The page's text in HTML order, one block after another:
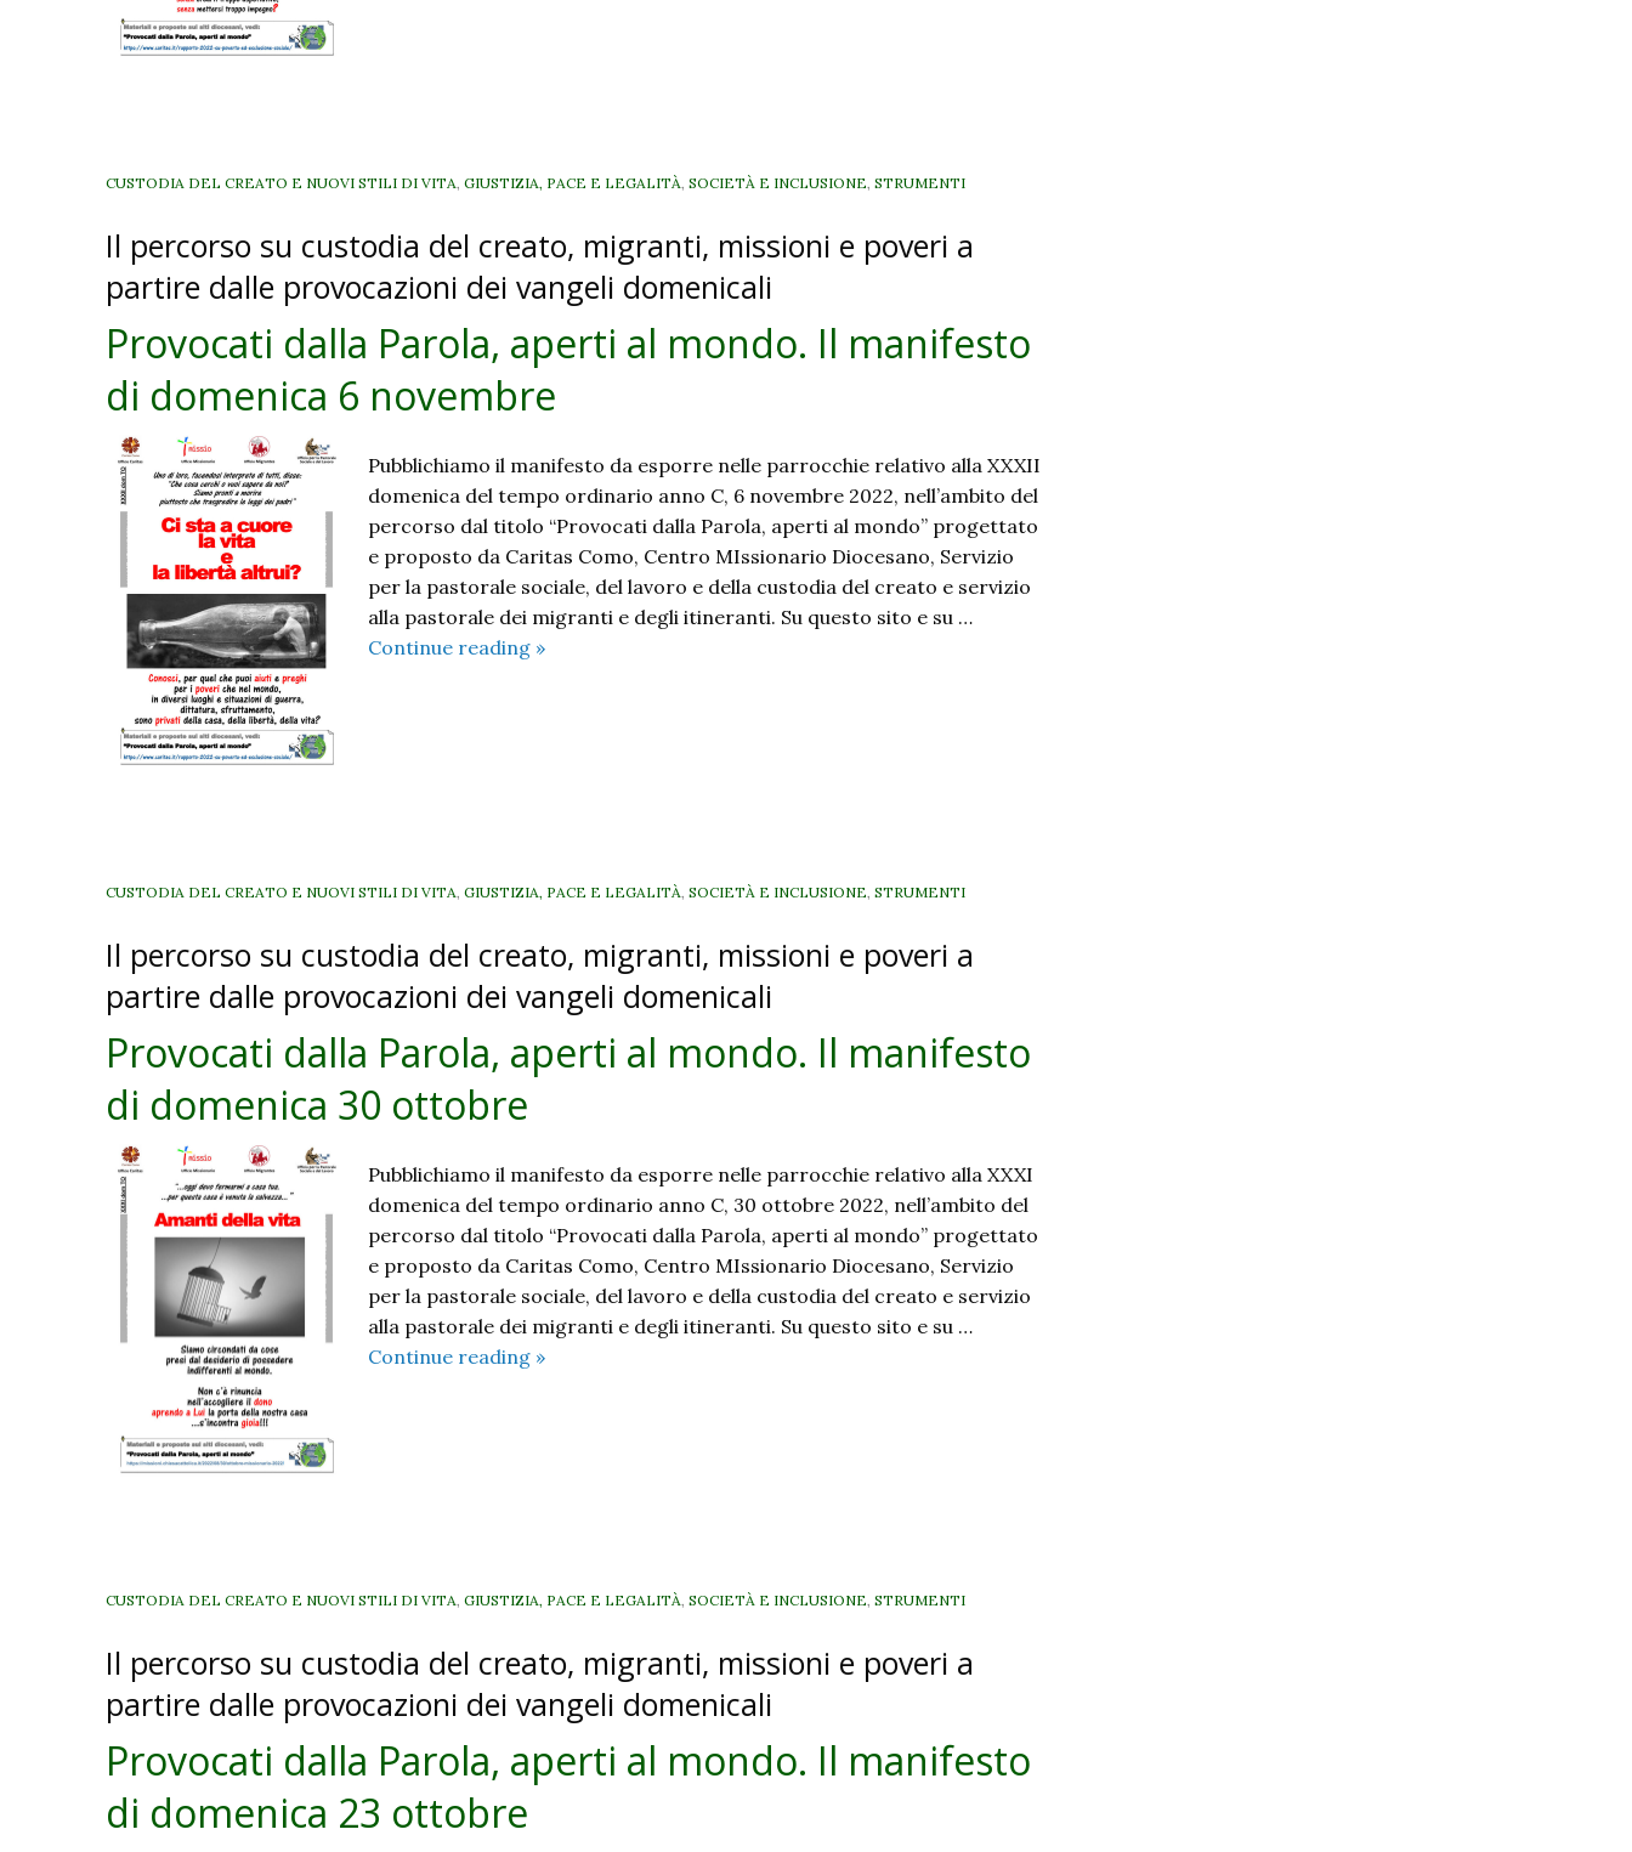
di
13
novembre
CUSTODIA DEL CREATO E NUOVI STILI DI VITA GIUSTIZIA, PACE E LEGALITÀ SOCIETÀ E INCLUSIONE STRUMENTI
Il percorso su custodia del creato, migranti, missioni e poveri a
partire dalle provocazioni dei vangeli domenicali
Provocati dalla Parola, aperti al mondo. Il manifesto
di domenica 6 novembre
Pubblichiamo il manifesto da esporre nelle parrocchie relativo alla XXXII
domenica del tempo ordinario anno C, 6 novembre 2022, nell’ambito del
percorso dal titolo “Provocati dalla Parola, aperti al mondo” progettato
e proposto da Caritas Como, Centro MIssionario Diocesano, Servizio
per la pastorale sociale, del lavoro e della custodia del creato e servizio
alla pastorale dei migranti e degli itineranti. Su questo sito e su …
Continue reading Provocati
di
6
novembre
»
CUSTODIA DEL CREATO E NUOVI STILI DI VITA GIUSTIZIA, PACE E LEGALITÀ SOCIETÀ E INCLUSIONE STRUMENTI
Il percorso su custodia del creato, migranti, missioni e poveri a
partire dalle provocazioni dei vangeli domenicali
Provocati dalla Parola, aperti al mondo. Il manifesto
di domenica 30 ottobre
Pubblichiamo il manifesto da esporre nelle parrocchie relativo alla XXXI
domenica del tempo ordinario anno C, 30 ottobre 2022, nell’ambito del
percorso dal titolo “Provocati dalla Parola, aperti al mondo” progettato
e proposto da Caritas Como, Centro MIssionario Diocesano, Servizio
per la pastorale sociale, del lavoro e della custodia del creato e servizio
alla pastorale dei migranti e degli itineranti. Su questo sito e su …
Continue reading Provocati
di
30
ottobre
»
CUSTODIA DEL CREATO E NUOVI STILI DI VITA, GIUSTIZIA, PACE E LEGALITÀ, SOCIETÀ E INCLUSIONE, STRUMENTI
Il percorso su custodia del creato, migranti, missioni e poveri a
partire dalle provocazioni dei vangeli domenicali
Provocati dalla Parola, aperti al mondo. Il manifesto
di domenica 23 ottobre